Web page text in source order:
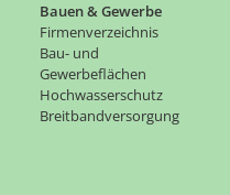
Bauen & Gewerbe
Firmenverzeichnis
Bau- und
Gewerbeflächen
Hochwasserschutz
Breitbandversorgung